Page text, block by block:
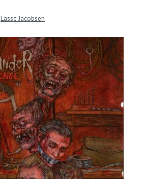
Lasse Jacobsen